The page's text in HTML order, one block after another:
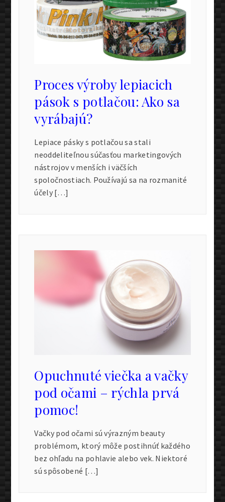
Proces výroby lepiacich
pások s potlačou: Ako sa
vyrábajú?
Lepiace pásky s potlačou sa stali
neoddeliteľnou súčasťou marketingových
nástrojov v menších i väčších
spoločnostiach. Používajú sa na rozmanité
účely […]
Opuchnuté viečka a vačky
pod očami – rýchla prvá
pomoc!
Vačky pod očami sú výrazným beauty
problémom, ktorý môže postihnúť každého
bez ohľadu na pohlavie alebo vek. Niektoré
sú spôsobené […]